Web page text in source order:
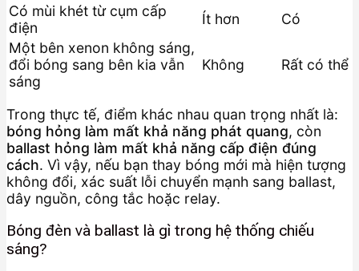
Có mùi khét từ cụm cấp
điện
Ít hơn
Có
Một bên xenon không sáng,
đổi bóng sang bên kia vẫn
sáng
Không Rất có thể
Trong thực tế, điểm khác nhau quan trọng nhất là:
bóng hỏng làm mất khả năng phát quang, còn
ballast hỏng làm mất khả năng cấp điện đúng
cách. Vì vậy, nếu bạn thay bóng mới mà hiện tượng
không đổi, xác suất lỗi chuyển mạnh sang ballast,
dây nguồn, công tắc hoặc relay.
Bóng đèn và ballast là gì trong hệ thống chiếu
sáng?